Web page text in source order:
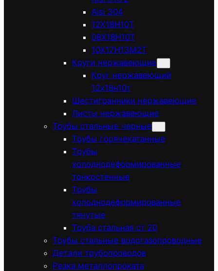
Aisi 304
12Х18Н10Т
08Х18Н10Т
10Х17Н13М2Т
Круги нержавеющие
Круг нержавеющий
12х18н10т
Шестигранники нержавеющие
Листы нержавеющие
Трубы стальные черные
Трубы горячекатанные
Трубы
холоднодеформированные
тонкостенные
Трубы
холоднодеформированные
тянутые
Труба стальная ст 20
Трубы стальные водогазопроводные
Детали трубопроводов
Резка металлопроката